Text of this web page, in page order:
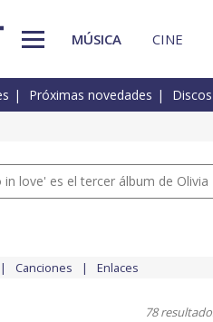
MÚSICA CINE
Próximas novedades
love' es el tercer álbum de Olivia
Canciones Enlaces
78